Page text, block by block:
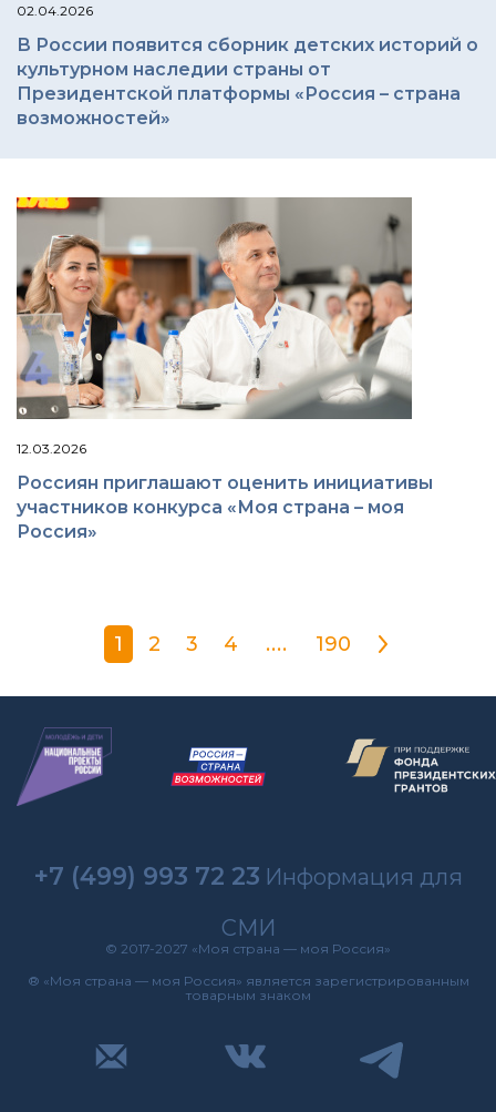
02.04.2026
В России появится сборник детских историй о
культурном наследии страны от
Президентской платформы «Россия – страна
возможностей»
12.03.2026
Россиян приглашают оценить инициативы
участников конкурса «Моя страна – моя
Россия»
1 2 3 4 .... 190
+7 (499) 993 72 23 Информация для
СМИ
© 2017-2027 «Моя страна — моя Россия»
® «Моя страна — моя Россия» является зарегистрированным
товарным знаком